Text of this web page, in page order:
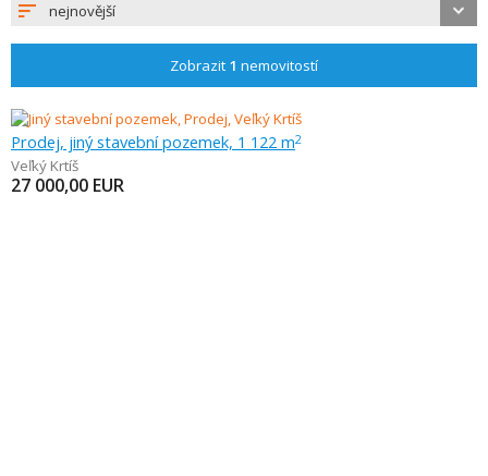
nejnovější
Zobrazit 1 nemovitostí
Prodej, jiný stavební pozemek, 1 122 m2
Veľký Krtíš
27 000,00 EUR